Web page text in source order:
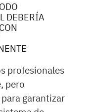
DEBERÍA
profesionales
pero
garantizar